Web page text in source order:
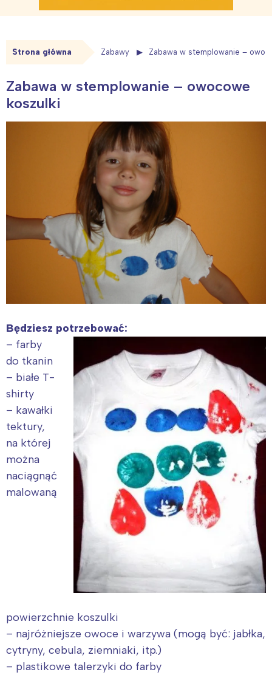
Strona główna Zabawy Zabawa w stemplowanie –
Zabawa w stemplowanie – owocowe
koszulki
Będziesz potrzebować:
– farby
do tkanin
– białe T-
shirty
– kawałki
tektury,
na której
można
naciągnąć
malowaną
powierzchnie koszulki
– najróżniejsze owoce i warzywa (mogą być: jabłka,
cytryny, cebula, ziemniaki, itp.)
– plastikowe talerzyki do farby